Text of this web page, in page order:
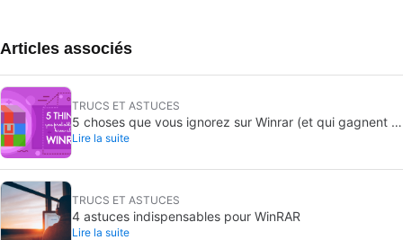
Articles associés
TRUCS ET ASTUCES
5 choses que vous ignorez sur Winrar (et qui gagnent à
être connues)
Lire la suite
TRUCS ET ASTUCES
4 astuces indispensables pour WinRAR
Lire la suite